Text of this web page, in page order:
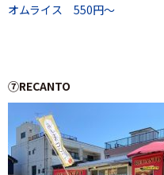
オムライス 550円～
⑦RECANTO